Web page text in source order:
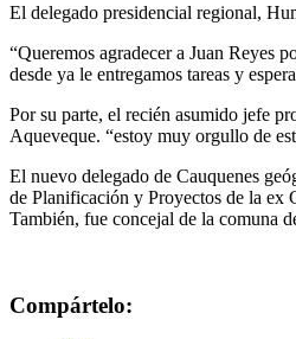
El delegado presidencial regional,
“Queremos agradecer a Juan Reyes
desde ya le entregamos tareas y
Por su parte, el recién asumido jefe
Aqueveque. “estoy muy orgullo de
El nuevo delegado de Cauquenes
de Planificación y Proyectos de la ex
También, fue concejal de la comuna
Compártelo: